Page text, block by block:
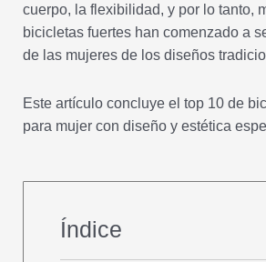
cuerpo, la flexibilidad, y por lo tanto,
bicicletas fuertes han comenzado a
de las mujeres de los diseños
Este artículo concluye el top 10 de
para mujer con diseño y estética
Índice